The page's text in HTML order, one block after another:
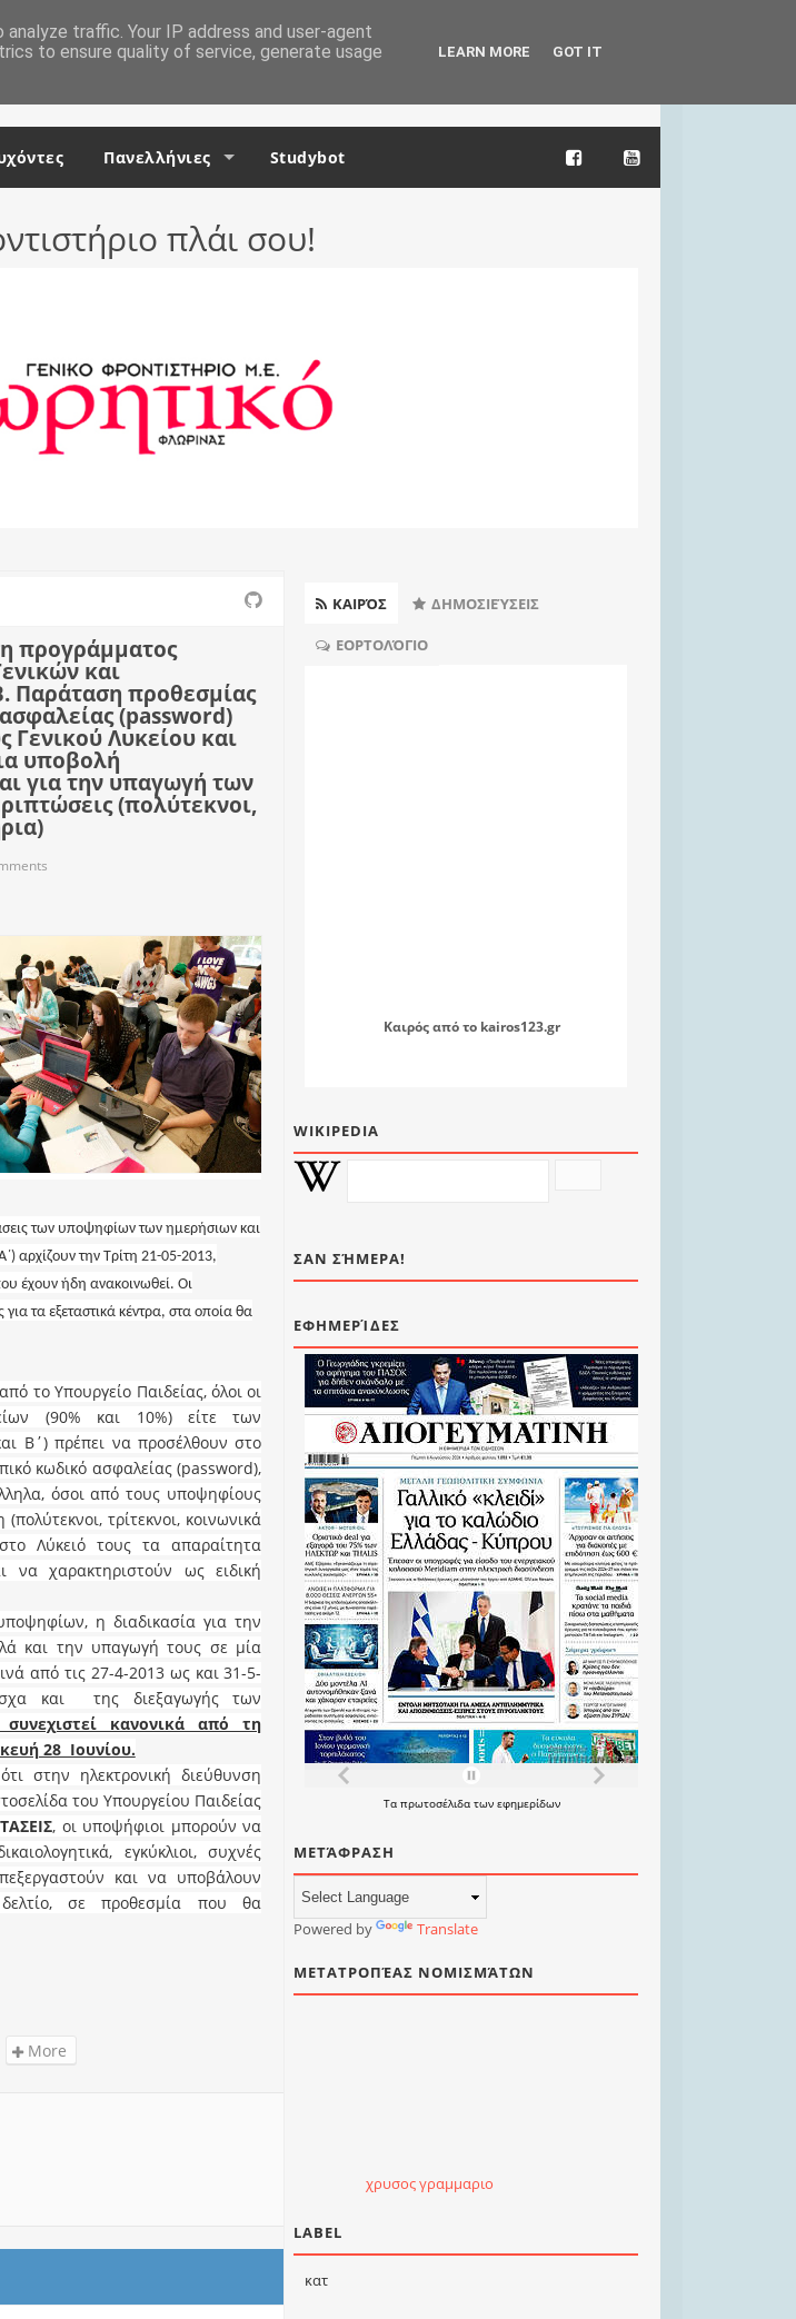
Πανελλήνιες Studybot
πλάι σου!
προγράμματος
και
Παράταση προθεσμίας
(password)
Λυκείου και
υποβολή
για την υπαγωγή των
(πολύτεκνοι,
των υποψηφίων των ημερήσιων και
αρχίζουν την Τρίτη 21-05-2013,
έχουν ήδη ανακοινωθεί. Οι
τα εξεταστικά κέντρα, στα οποία θα
Υπουργείο Παιδείας, όλοι οι
(90% και 10%) είτε των
Β΄) πρέπει να προσέλθουν στο
κωδικό ασφαλείας (password),
όσοι από τους υποψηφίους
τρίτεκνοι, κοινωνικά
Λύκειό τους τα απαραίτητα
να χαρακτηριστούν ως ειδική
η διαδικασία για την
και την υπαγωγή τους σε μία
από τις 27-4-2013 ως και 31-5-
και της διεξαγωγής των
κανονικά από τη
28 Ιουνίου.
ηλεκτρονική διεύθυνση
του Υπουργείου Παιδείας
, οι υποψήφιοι μπορούν να
εγκύκλιοι, συχνές
και να υποβάλουν
σε προθεσμία που θα
More
ΚΑΙΡΌΣ ΔΗΜΟΣΙΕΎΣΕΙΣ
ΕΟΡΤΟΛΌΓΙΟ
Καιρόςαπό το kairos123.gr
WIKIPEDIA
ΣΑΝ ΣΉΜΕΡΑ!
ΕΦΗΜΕΡΊΔΕΣ
Τα πρωτοσέλιδα των εφημερίδων
ΜΕΤΆΦΡΑΣΗ
Powered by Translate
ΜΕΤΑΤΡΟΠΈΑΣ ΝΟΜΙΣΜΆΤΩΝ
χρυσος γραμμαριο
LABEL
κατ
traffic. Your IP address and user-agent
to ensure quality of service, generate usage
LEARN MORE GOT IT